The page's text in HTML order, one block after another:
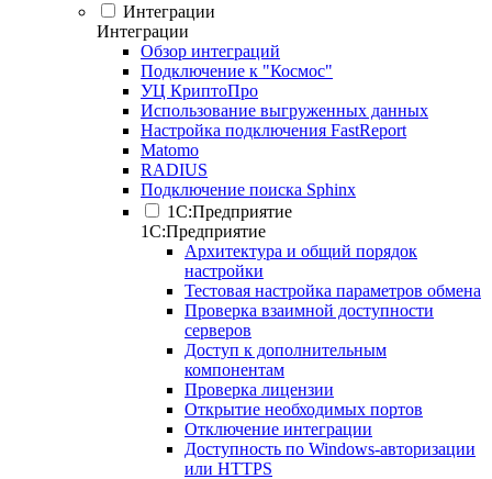
Интеграции
Интеграции
Обзор интеграций
Подключение к "Космос"
УЦ КриптоПро
Использование выгруженных данных
Настройка подключения FastReport
Matomo
RADIUS
Подключение поиска Sphinx
1С:Предприятие
1С:Предприятие
Архитектура и общий порядок
настройки
Тестовая настройка параметров обмена
Проверка взаимной доступности
серверов
Доступ к дополнительным
компонентам
Проверка лицензии
Открытие необходимых портов
Отключение интеграции
Доступность по Windows-авторизации
или HTTPS